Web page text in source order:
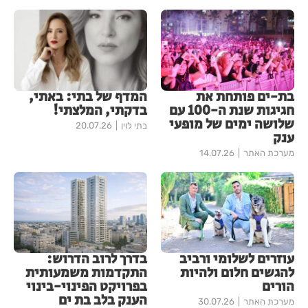
בת-ים פותחת את
חגיגות שנת ה-100 עם
שלושה ימים של מופעי
ענק
מערכת האתר 14.07.26
המדף של בתי: באתי,
בדקתי, המלצתי!
בתי לוין 20.07.26
עוזרים לשלומי ורביב
להגשים חלום ולהיות
הורים
מערכת האתר 30.07.26
בדרך לרוב הדרוש:
התקדמות משמעותית
בפרויקט הפינוי-בינוי
הענק בלב בת ים